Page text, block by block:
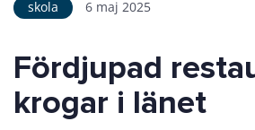
skola 6 maj 2025
Fördjupad
krogar i länet